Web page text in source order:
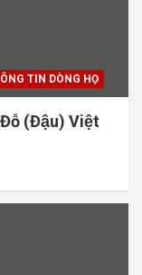
TIN DÒNG HỌ
(Đậu) Việt